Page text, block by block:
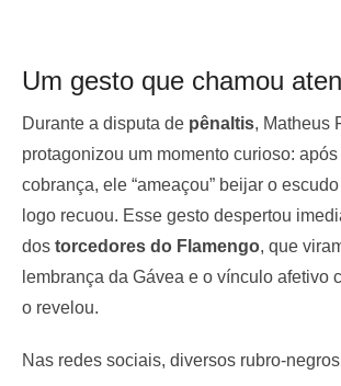
Um gesto que chamou
Durante a disputa de pênaltis, Matheus
protagonizou um momento curioso:
cobrança, ele “ameaçou” beijar o
logo recuou. Esse gesto despertou
dos torcedores do Flamengo, que
lembrança da Gávea e o vínculo afetivo
o revelou.
Nas redes sociais, diversos rubro-